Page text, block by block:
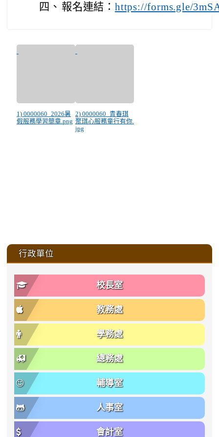
四、 報名連結： https://forms.gle/
1) 0000060_2026暑
假服務學習簡章.png
2) 0000060_青春琪
聚琪心服務童行有你.
jpg
::: 行政單位
校長室
教務處
學務處
總務處
輔導室
人事室
會計室